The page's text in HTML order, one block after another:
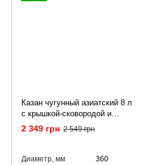
Казан чугунный азиатский 8 л
с крышкой-сковородой и
треногой
2 349 грн 2 549 грн
Диаметр, мм
360